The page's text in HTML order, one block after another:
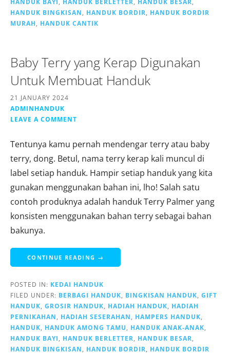
HANDUK BINGKISAN
HANDUK BORDIR
HANDUK BORDIR
MURAH
HANDUK CANTIK
Baby Terry yang Kerap Digunakan
Untuk Membuat Handuk
21 JANUARY 2024
ADMINHANDUK
LEAVE A COMMENT
Tentunya kamu pernah mendengar terry atau baby
terry, dong. Betul, nama terry kerap kali muncul di
label setiap handuk. Hampir setiap handuk yang kita
gunakan menggunakan bahan ini, lho! Salah satu
contoh produknya adalah handuk Terry Palmer yang
konsisten menggunakan bahan terry sebagai bahan
bakunya.
CONTINUE READING →
POSTED IN: KEDAI HANDUK
FILED UNDER: BERBAGI HANDUK, BINGKISAN HANDUK, GIFT
HANDUK, GROSIR HANDUK, HADIAH HANDUK, HADIAH
PERNIKAHAN, HADIAH SESERAHAN, HAMPERS HANDUK,
HANDUK, HANDUK AMONG TAMU, HANDUK ANAK-ANAK,
HANDUK BAYI, HANDUK BERLETTER, HANDUK BESAR,
HANDUK BINGKISAN, HANDUK BORDIR, HANDUK BORDIR